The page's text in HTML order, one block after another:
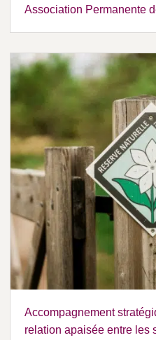
Association Permanente
Accompagnement
relation apaisée entre les